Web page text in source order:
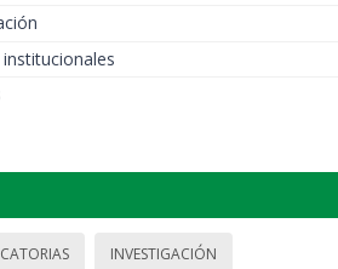
INVESTIGACIÓN